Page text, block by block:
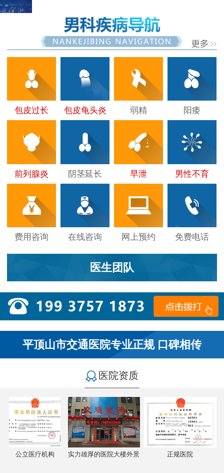
包皮过长 包皮龟头炎 弱精 阳痿
前列腺炎 阴茎延长 早泄 男性不育
费用咨询 在线咨询 网上预约 免费电话
医生团队
平顶山市交通医院专业正规 口碑相传
医院资质
公立医疗机构 实力雄厚的医院大楼外景 正规医院
小李：
医院环境不错，就是人有点多，多亏手机预约了，
不然排队都要排好久…
燕儿：